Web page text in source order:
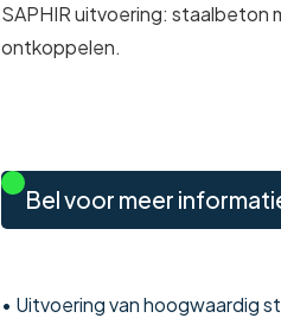
SAPHIR uitvoering: staalbeton
ontkoppelen.
Bel voor meer
• Uitvoering van hoogwaardig